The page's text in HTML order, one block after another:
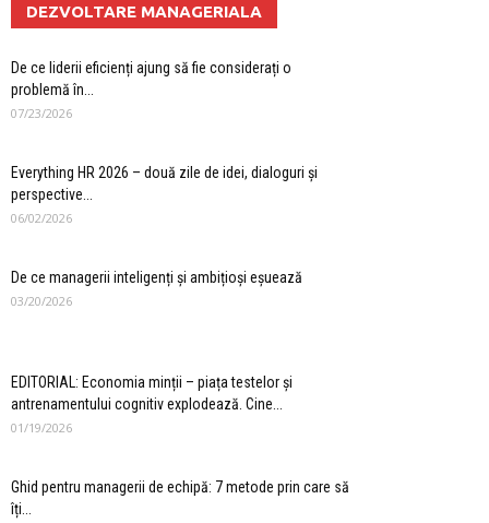
DEZVOLTARE MANAGERIALA
De ce liderii eficienți ajung să fie considerați o
problemă în...
07/23/2026
Everything HR 2026 – două zile de idei, dialoguri și
perspective...
06/02/2026
De ce managerii inteligenți și ambițioși eșuează
03/20/2026
EDITORIAL: Economia minții – piața testelor și
antrenamentului cognitiv explodează. Cine...
01/19/2026
Ghid pentru managerii de echipă: 7 metode prin care să
îți...